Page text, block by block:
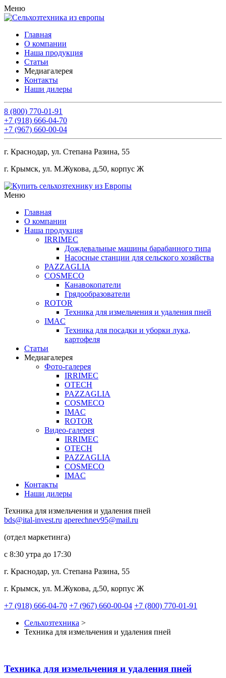
Меню
Главная
О компании
Наша продукция
Статьи
Медиагалерея
Контакты
Наши дилеры
8 (800) 770-01-91
+7 (918) 666-04-70
+7 (967) 660-00-04
г. Краснодар, ул. Степана Разина, 55
г. Крымск, ул. М.Жукова, д,50, корпус Ж
Меню
Главная
О компании
Наша продукция
IRRIMEC
Дождевальные машины барабанного типа
Насосные станции для сельского хозяйства
PAZZAGLIA
COSMECO
Канавокопатели
Грядообразователи
ROTOR
Техника для измельчения и удаления пней
IMAC
Техника для посадки и уборки лука,
картофеля
Статьи
Медиагалерея
Фото-галерея
IRRIMEC
OTECH
PAZZAGLIA
COSMECO
IMAC
ROTOR
Видео-галерея
IRRIMEC
OTECH
PAZZAGLIA
COSMECO
IMAC
Контакты
Наши дилеры
Техника для измельчения и удаления пней
bds@ital-invest.ru aperechnev95@mail.ru
(отдел маркетинга)
с 8:30 утра до 17:30
г. Краснодар, ул. Степана Разина, 55
г. Крымск, ул. М.Жукова, д,50, корпус Ж
+7 (918) 666-04-70 +7 (967) 660-00-04 +7 (800) 770-01-91
Сельхозтехника >
Техника для измельчения и удаления пней
Техника для измельчения и удаления пней